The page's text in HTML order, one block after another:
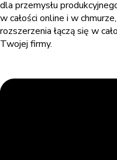
dla przemysłu
w całości online i w
rozszerzenia łączą się w
Twojej firmy.